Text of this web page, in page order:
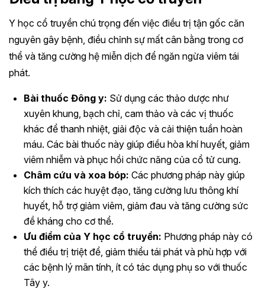
Y học cổ truyền chú trọng đến việc điều trị tận gốc căn
nguyên gây bệnh, điều chỉnh sự mất cân bằng trong cơ
thể và tăng cường hệ miễn dịch để ngăn ngừa viêm tái
phát.
Bài thuốc Đông y: Sử dụng các thảo dược như
xuyên khung, bạch chỉ, cam thảo và các vị thuốc
khác để thanh nhiệt, giải độc và cải thiện tuần hoàn
máu. Các bài thuốc này giúp điều hòa khí huyết, giảm
viêm nhiễm và phục hồi chức năng của cổ tử cung.
Châm cứu và xoa bóp: Các phương pháp này giúp
kích thích các huyệt đạo, tăng cường lưu thông khí
huyết, hỗ trợ giảm viêm, giảm đau và tăng cường sức
đề kháng cho cơ thể.
Ưu điểm của Y học cổ truyền: Phương pháp này có
thể điều trị triệt để, giảm thiểu tái phát và phù hợp với
các bệnh lý mãn tính, ít có tác dụng phụ so với thuốc
Tây y.